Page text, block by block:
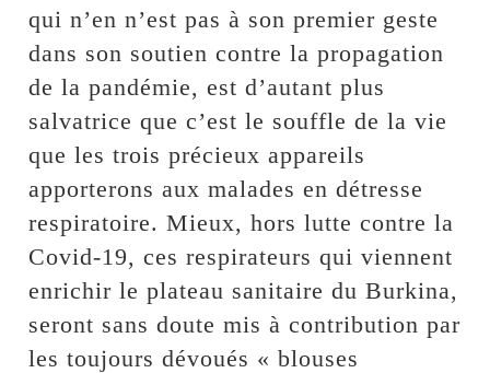
qui n’en n’est pas à son premier geste
dans son soutien contre la propagation
de la pandémie, est d’autant plus
salvatrice que c’est le souffle de la vie
que les trois précieux appareils
apporterons aux malades en détresse
respiratoire. Mieux, hors lutte contre la
Covid-19, ces respirateurs qui viennent
enrichir le plateau sanitaire du Burkina,
seront sans doute mis à contribution par
les toujours dévoués « blouses